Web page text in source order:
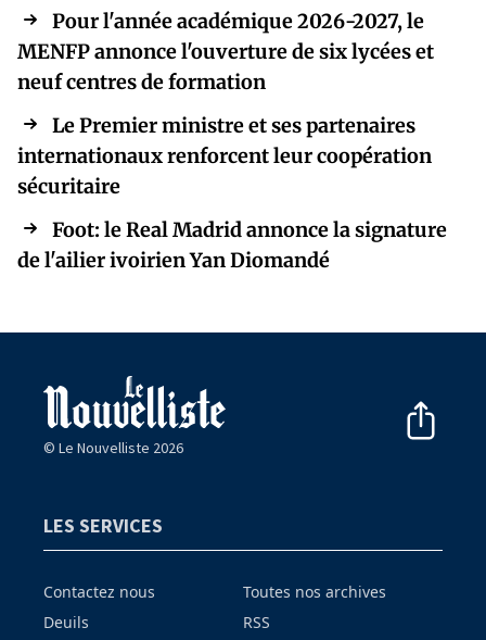
Pour l'année académique 2026-2027, le
MENFP annonce l'ouverture de six lycées et
neuf centres de formation
Le Premier ministre et ses partenaires
internationaux renforcent leur coopération
sécuritaire
Foot: le Real Madrid annonce la signature
de l'ailier ivoirien Yan Diomandé
© Le Nouvelliste 2026
LES SERVICES
Contactez nous
Deuils
Toutes nos archives
RSS